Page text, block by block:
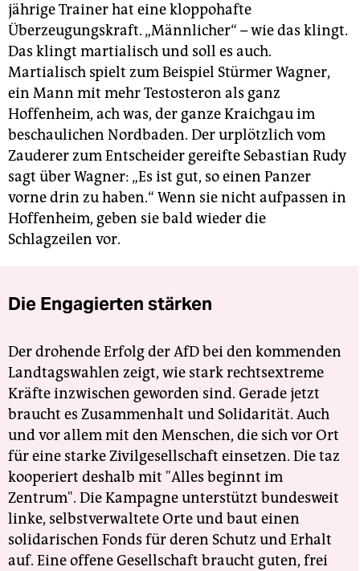
jährige Trainer hat eine kloppohafte
Überzeugungskraft. „Männlicher“ – wie das klingt.
Das klingt martialisch und soll es auch.
Martialisch spielt zum Beispiel Stürmer Wagner,
ein Mann mit mehr Testosteron als ganz
Hoffenheim, ach was, der ganze Kraichgau im
beschaulichen Nordbaden. Der urplötzlich vom
Zauderer zum Entscheider gereifte Sebastian Rudy
sagt über Wagner: „Es ist gut, so einen Panzer
vorne drin zu haben.“ Wenn sie nicht aufpassen in
Hoffenheim, geben sie bald wieder die
Schlagzeilen vor.
Die Engagierten stärken
Der drohende Erfolg der AfD bei den kommenden
Landtagswahlen zeigt, wie stark rechtsextreme
Kräfte inzwischen geworden sind. Gerade jetzt
braucht es Zusammenhalt und Solidarität. Auch
und vor allem mit den Menschen, die sich vor Ort
für eine starke Zivilgesellschaft einsetzen. Die taz
kooperiert deshalb mit "Alles beginnt im
Zentrum". Die Kampagne unterstützt bundesweit
linke, selbstverwaltete Orte und baut einen
solidarischen Fonds für deren Schutz und Erhalt
auf. Eine offene Gesellschaft braucht guten, frei